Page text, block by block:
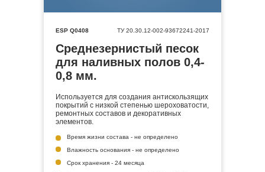
Время жизни состава - не определено
Влажность основания - не определено
Срок хранения - 24 месяца
Среднезернистый песок
для наливных полов 0,4-
0,8 мм.
ESP Q0408 ТУ 20.30.12-002-93672241-2017
Используется для создания антискользящих
покрытий с низкой степенью шероховатости,
ремонтных составов и декоративных
элементов.